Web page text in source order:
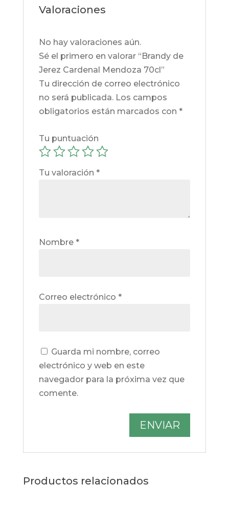
Valoraciones
No hay valoraciones aún.
Sé el primero en valorar “Brandy de
Jerez Cardenal Mendoza 70cl”
Tu dirección de correo electrónico
no será publicada. Los campos
obligatorios están marcados con *
Tu puntuación
Tu valoración *
Nombre *
Correo electrónico *
Guarda mi nombre, correo
electrónico y web en este
navegador para la próxima vez que
comente.
Productos relacionados